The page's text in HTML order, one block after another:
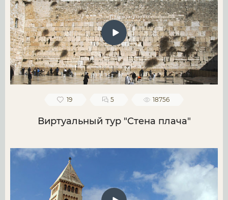
19 5 18756
Виртуальный тур "Стена плача"